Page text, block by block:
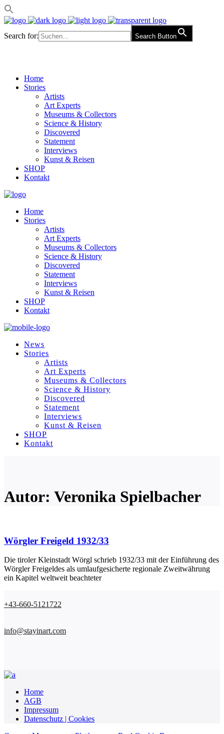
Search for: Search Button
Home
Stories
Artists
Art Experts
Museums & Collectors
Science & History
Discovered
Statement
Interviews
Kunst & Reisen
SHOP
Kontakt
Home
Stories
Artists
Art Experts
Museums & Collectors
Science & History
Discovered
Statement
Interviews
Kunst & Reisen
SHOP
Kontakt
News
Stories
Artists
Art Experts
Museums & Collectors
Science & History
Discovered
Statement
Interviews
Kunst & Reisen
SHOP
Kontakt
Autor: Veronika Spielbacher
Wörgler Freigeld 1932/33
Die tiroler Kleinstadt Wörgl schrieb 1932/33 mit der Einführung des
Wörgler Freigeldes als umlaufgesicherte regionale Zweitwährung
ein Kapitel weltweit beachteter
+43-660-5121722
info@stayinart.com
Home
AGB
Impressum
Datenschutz | Cookies